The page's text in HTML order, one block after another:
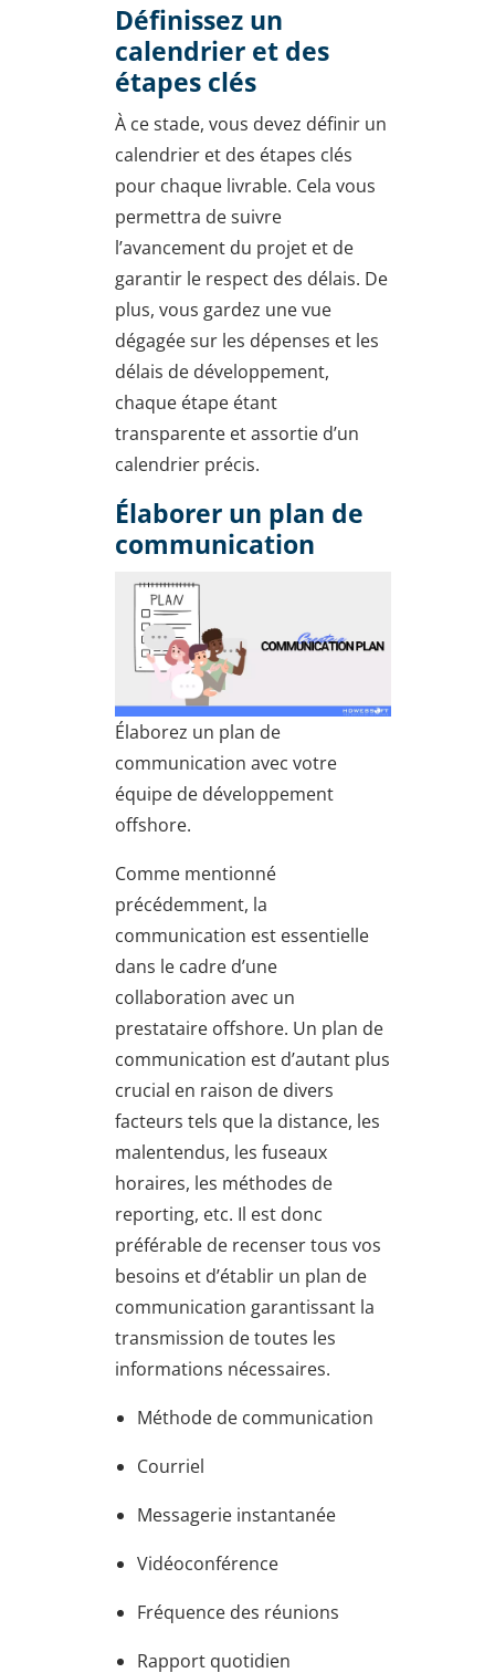
Définissez un
calendrier et des
étapes clés
À ce stade, vous devez définir un
calendrier et des étapes clés
pour chaque livrable. Cela vous
permettra de suivre
l’avancement du projet et de
garantir le respect des délais. De
plus, vous gardez une vue
dégagée sur les dépenses et les
délais de développement,
chaque étape étant
transparente et assortie d’un
calendrier précis.
Élaborer un plan de
communication
Élaborez un plan de
communication avec votre
équipe de développement
offshore.
Comme mentionné
précédemment, la
communication est essentielle
dans le cadre d’une
collaboration avec un
prestataire offshore. Un plan de
communication est d’autant plus
crucial en raison de divers
facteurs tels que la distance, les
malentendus, les fuseaux
horaires, les méthodes de
reporting, etc. Il est donc
préférable de recenser tous vos
besoins et d’établir un plan de
communication garantissant la
transmission de toutes les
informations nécessaires.
Méthode de communication
Courriel
Messagerie instantanée
Vidéoconférence
Fréquence des réunions
Rapport quotidien